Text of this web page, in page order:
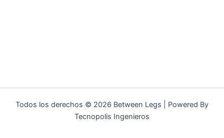
Todos los derechos © 2026 Between Legs | Powered By
Tecnopolis Ingenieros